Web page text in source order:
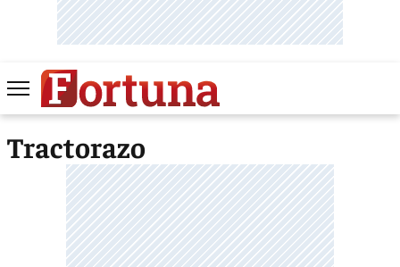
Tractorazo